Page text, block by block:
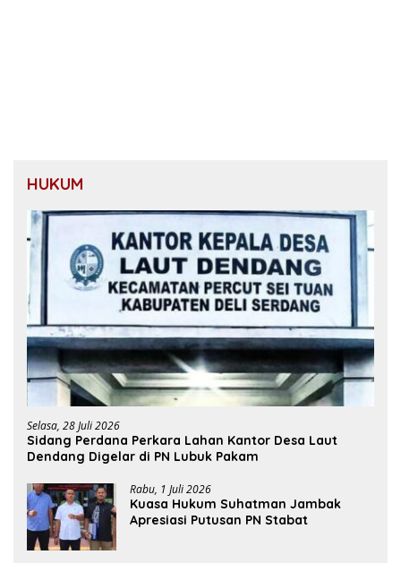
HUKUM
Selasa, 28 Juli 2026
Sidang Perdana Perkara Lahan Kantor Desa Laut
Dendang Digelar di PN Lubuk Pakam
Rabu, 1 Juli 2026
Kuasa Hukum Suhatman Jambak
Apresiasi Putusan PN Stabat